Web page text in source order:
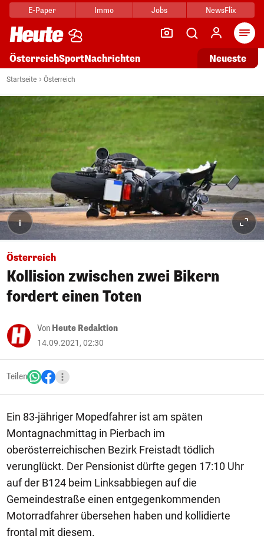
E-Paper Immo Jobs NewsFlix
ÖsterreichSportNachrichten Neueste
Startseite Österreich
i
Österreich
Kollision zwischen zwei Bikern
fordert einen Toten
Von Heute Redaktion
14.09.2021, 02:30
Teilen
Ein 83-jähriger Mopedfahrer ist am späten
Montagnachmittag in Pierbach im
oberösterreichischen Bezirk Freistadt tödlich
verunglückt. Der Pensionist dürfte gegen 17:10 Uhr
auf der B124 beim Linksabbiegen auf die
Gemeindestraße einen entgegenkommenden
Motorradfahrer übersehen haben und kollidierte
frontal mit diesem.